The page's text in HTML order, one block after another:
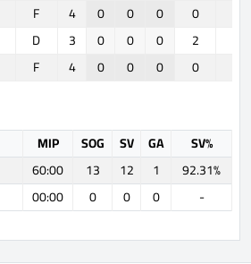
F 4 0 0 0 0
D 3 0 0 0 2
F 4 0 0 0 0
MIP SOG SV GA
SV%
60:00 13 12 1
92.31%
00:00 0 0 0 -